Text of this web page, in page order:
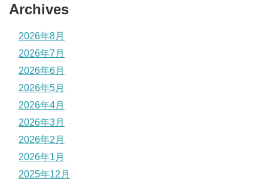
Archives
2026年8月
2026年7月
2026年6月
2026年5月
2026年4月
2026年3月
2026年2月
2026年1月
2025年12月